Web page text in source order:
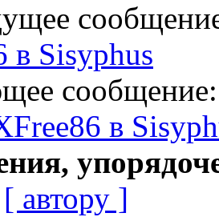
в Sisyphus
в
[ автору ]